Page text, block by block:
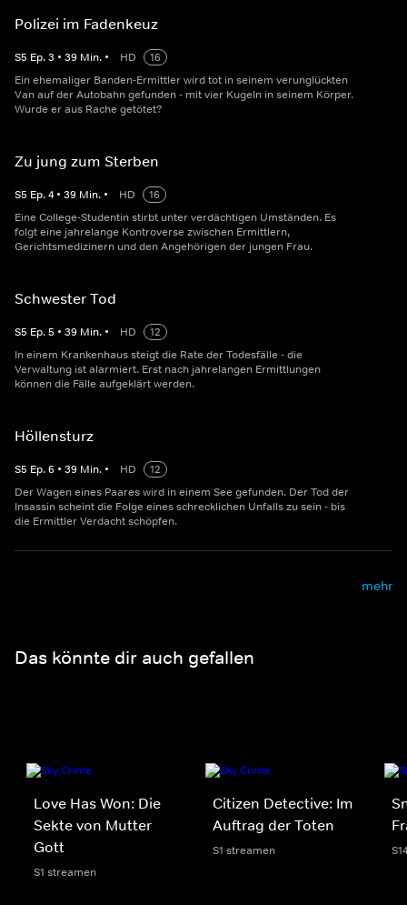
Polizei im Fadenkeuz
S5 Ep.3 • 39 Min. • HD
16
Ein ehemaliger Banden-Ermittler wird tot in seinem verunglückten
Van auf der Autobahn gefunden - mit vier Kugeln in seinem Körper.
Wurde er aus Rache getötet?
Zu jung zum Sterben
S5 Ep.4 • 39 Min. • HD
16
Eine College-Studentin stirbt unter verdächtigen Umständen. Es
folgt eine jahrelange Kontroverse zwischen Ermittlern,
Gerichtsmedizinern und den Angehörigen der jungen Frau.
Schwester Tod
S5 Ep.5 • 39 Min. • HD
12
In einem Krankenhaus steigt die Rate der Todesfälle - die
Verwaltung ist alarmiert. Erst nach jahrelangen Ermittlungen
können die Fälle aufgeklärt werden.
Höllensturz
S5 Ep.6 • 39 Min. • HD
12
Der Wagen eines Paares wird in einem See gefunden. Der Tod der
Insassin scheint die Folge eines schrecklichen Unfalls zu sein - bis
die Ermittler Verdacht schöpfen.
mehr
Das könnte dir auch gefallen
Love Has Won: Die
Sekte von Mutter
Gott
S1 streamen
Citizen Detective: Im
Auftrag der Toten
S1 streamen